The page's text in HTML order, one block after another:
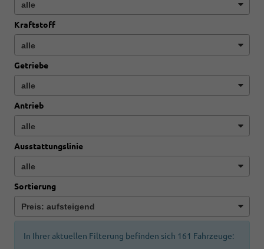
Kraftstoff
Getriebe
Antrieb
Ausstattungslinie
Sortierung
In Ihrer aktuellen Filterung befinden sich 161 Fahrzeuge: